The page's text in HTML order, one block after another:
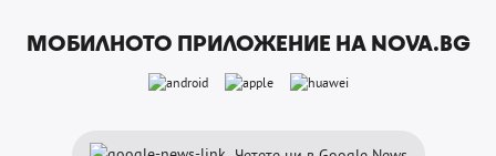
МОБИЛНОТО ПРИЛОЖЕНИЕ НА NOVA.BG